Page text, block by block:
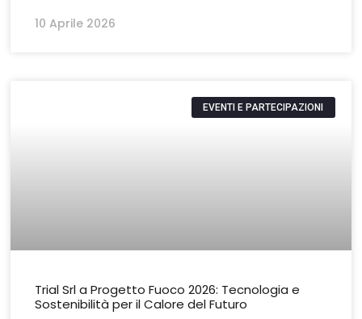
10 Aprile 2026
EVENTI E PARTECIPAZIONI
Trial Srl a Progetto Fuoco 2026: Tecnologia e
Sostenibilità per il Calore del Futuro